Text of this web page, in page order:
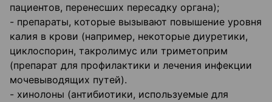
пациентов, перенесших пересадку органа);
- препараты, которые вызывают повышение уровня
калия в крови (например, некоторые диуретики,
циклоспорин, такролимус или триметоприм
(препарат для профилактики и лечения инфекции
мочевыводящих путей).
- хинолоны (антибиотики, используемые для